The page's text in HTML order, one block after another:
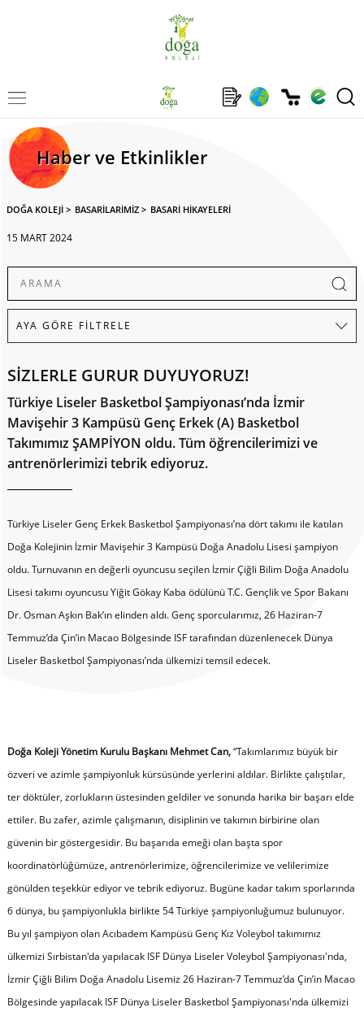
Haber ve Etkinlikler
DOĞA KOLEJİ > BASARİLARİMİZ > BASARİ HİKAYELERİ
15 MART 2024
SİZLERLE GURUR DUYUYORUZ!
Türkiye Liseler Basketbol Şampiyonası’nda İzmir
Mavişehir 3 Kampüsü Genç Erkek (A) Basketbol
Takımımız ŞAMPİYON oldu. Tüm öğrencilerimizi ve
antrenörlerimizi tebrik ediyoruz.
Türkiye Liseler Genç Erkek Basketbol Şampiyonası’na dört takımı ile katılan
Doğa Kolejinin İzmir Mavişehir 3 Kampüsü Doğa Anadolu Lisesi şampiyon
oldu. Turnuvanın en değerli oyuncusu seçilen İzmir Çiğli Bilim Doğa Anadolu
Lisesi takımı oyuncusu Yiğit Gökay Kaba ödülünü T.C. Gençlik ve Spor Bakanı
Dr. Osman Aşkın Bak’ın elinden aldı. Genç sporcularımız, 26 Haziran-7
Temmuz’da Çin’in Macao Bölgesinde ISF tarafından düzenlenecek Dünya
Liseler Basketbol Şampiyonası’nda ülkemizi temsil edecek.
Doğa Koleji Yönetim Kurulu Başkanı Mehmet Can,“Takımlarımız büyük bir
özveri ve azimle şampiyonluk kürsüsünde yerlerini aldılar. Birlikte çalıştılar,
ter döktüler, zorlukların üstesinden geldiler ve sonunda harika bir başarı elde
ettiler. Bu zafer, azimle çalışmanın, disiplinin ve takımın birbirine olan
güvenin bir göstergesidir. Bu başarıda emeği olan başta spor
koordinatörlüğümüze, antrenörlerimize, öğrencilerimize ve velilerimize
gönülden teşekkür ediyor ve tebrik ediyoruz. Bugüne kadar takım sporlarında
6 dünya, bu şampiyonlukla birlikte 54 Türkiye şampiyonluğumuz bulunuyor.
Bu yıl şampiyon olan Acıbadem Kampüsü Genç Kız Voleybol takımımız
ülkemizi Sırbistan'da yapılacak ISF Dünya Liseler Voleybol Şampiyonası'nda,
İzmir Çiğli Bilim Doğa Anadolu Lisemiz 26 Haziran-7 Temmuz’da Çin’in Macao
Bölgesinde yapılacak ISF Dünya Liseler Basketbol Şampiyonası'nda ülkemizi